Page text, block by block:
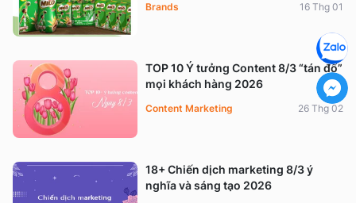
Brands 16 Thg 01
TOP 10 Ý tưởng Content 8/3 “tán đổ”
mọi khách hàng 2026
Content Marketing 26 Thg 02
18+ Chiến dịch marketing 8/3 ý
nghĩa và sáng tạo 2026